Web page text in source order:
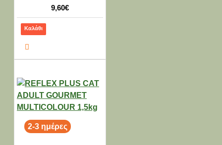
9,60€
Καλάθι
2-3 ημέρες